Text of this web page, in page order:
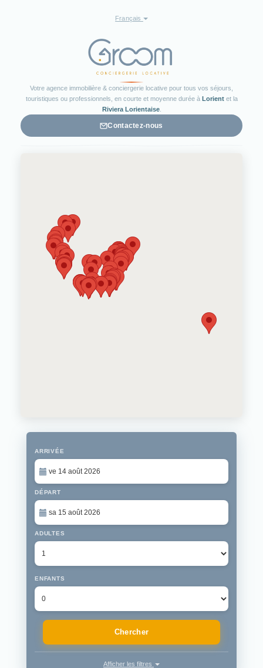
Français
Votre agence immobilière & conciergerie locative pour tous vos séjours,
touristiques ou professionnels, en courte et moyenne durée à Lorientet la
Riviera Lorientaise.
Contactez-nous
ARRIVÉE
DÉPART
ADULTES
ENFANTS
Chercher
Afficher les filtres